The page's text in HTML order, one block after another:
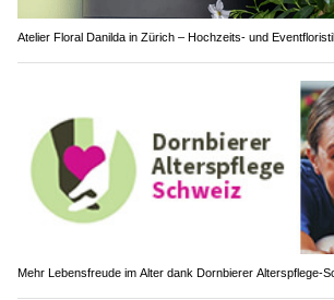
Atelier Floral Danilda in Zürich – Hochzeits- und
Mehr Lebensfreude im Alter dank Dornbierer Alterspflege-